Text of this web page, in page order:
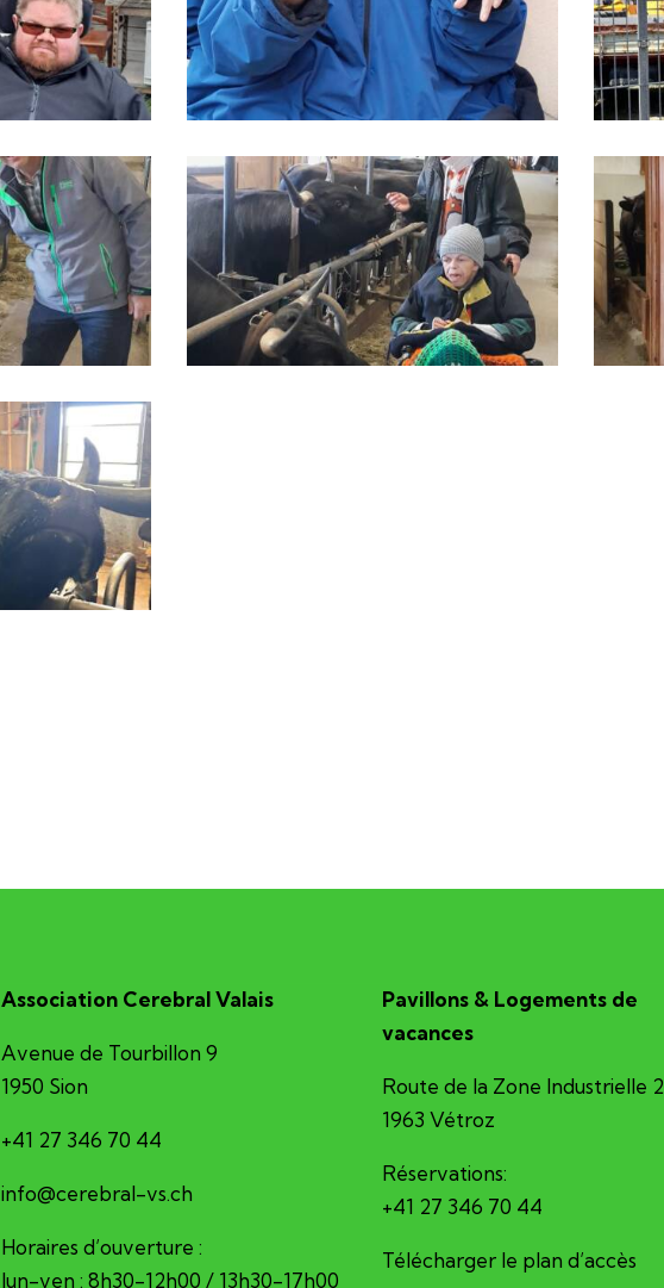
Association Cerebral Valais
Avenue de Tourbillon 9
1950 Sion
+41 27 346 70 44
hc.sv-larberec@ofni
Horaires d’ouverture :
lun-ven : 8h30-12h00 / 13h30-17h00
Pavillons & Logements de
vacances
Route de la Zone Industrielle 2
1963 Vétroz
Réservations:
+41 27 346 70 44
Télécharger le plan d’accès